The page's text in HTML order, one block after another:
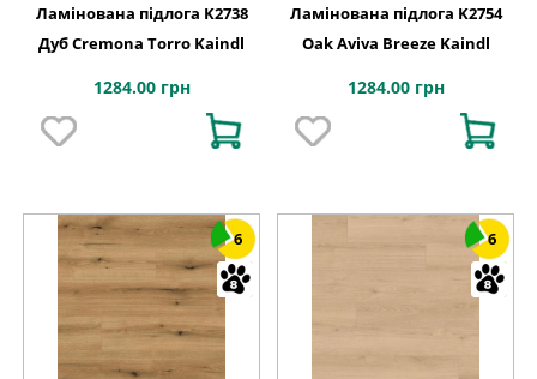
Ламінована підлога K2738
Дуб Cremona Torro Kaindl
1284.00 грн
Ламінована підлога K2754
Oak Aviva Breeze Kaindl
1284.00 грн
6 6